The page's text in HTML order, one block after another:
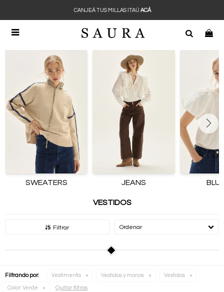

CANJEÁ TUS MILLAS ITAÚ ACÁ
SWEATERS JEANS
VESTIDOS
Filtrar Recomendados
Filtrando por: Vestimenta Vestidos y monos Vestidos
Color: Verde Quitar filtros